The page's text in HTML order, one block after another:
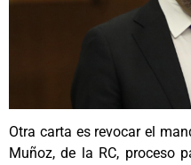
Otra carta es revocar el
Muñoz, de la RC, proceso